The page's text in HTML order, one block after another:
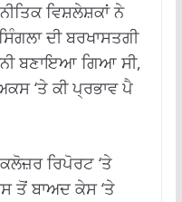
ਵਿਸ਼ਲੇਸ਼ਕਾਂ ਨੇ
ਦੀ ਬਰਖਾਸਤਗੀ
ਬਣਾਇਆ ਗਿਆ ਸੀ,
‘ਤੇ ਕੀ ਪ੍ਰਭਾਵ ਪੈ
ਰਿਪੋਰਟ ‘ਤੇ
ਤੋਂ ਬਾਅਦ ਕੇਸ ‘ਤੇ